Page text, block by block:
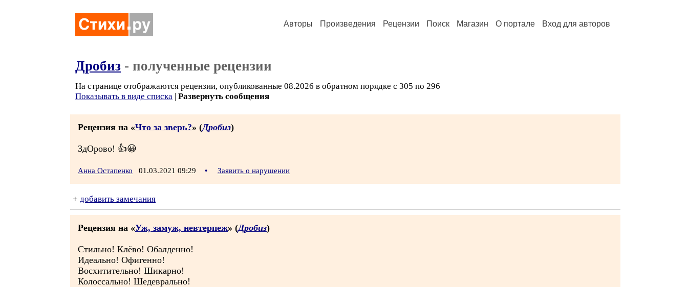
Авторы Произведения Рецензии Поиск Магазин О портале Вход для авторов
Дробиз - полученные рецензии
На странице отображаются рецензии, опубликованные 08.2026 в обратном порядке с 305 по 296
Показывать в виде списка | Развернуть сообщения
Рецензия на «Что за зверь?» (Дробиз)
ЗдОрово! 👍😀
Анна Остапенко 01.03.2021 09:29 • Заявить о нарушении
+ добавить замечания
Рецензия на «Уж, замуж, невтерпеж» (Дробиз)
Стильно! Клёво! Обалденно!
Идеально! Офигенно!
Восхитительно! Шикарно!
Колоссально! Шедеврально!